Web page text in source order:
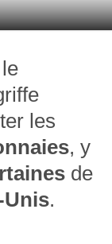
les
, y
de
Unis.